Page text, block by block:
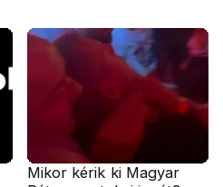
Mikor kérik ki Magyar